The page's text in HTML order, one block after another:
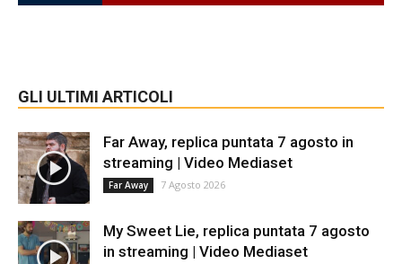
GLI ULTIMI ARTICOLI
Far Away, replica puntata 7 agosto in
streaming | Video Mediaset
Far Away 7 Agosto 2026
My Sweet Lie, replica puntata 7 agosto
in streaming | Video Mediaset